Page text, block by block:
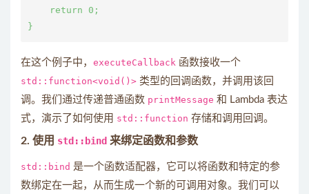
    return 0;
在这个例子中， executeCallback 函数接收一个
std::function<void()> 类型的回调函数，并调用该回
调。我们通过传递普通函数 printMessage 和 Lambda 表达
式，演示了如何使用 std::function 存储和调用回调。
2. 使用 std::bind 来绑定函数和参数
std::bind 是一个函数适配器，它可以将函数和特定的参
数绑定在一起，从而生成一个新的可调用对象。我们可以